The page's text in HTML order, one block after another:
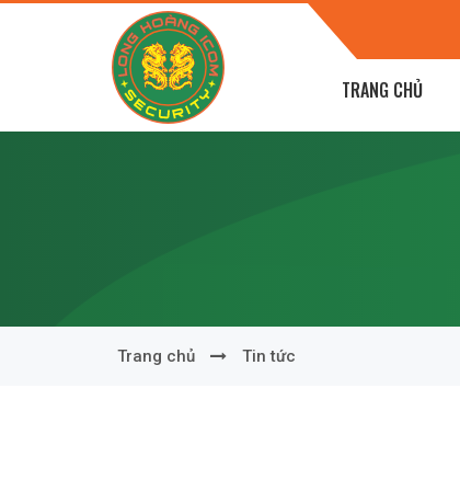
Phường Tân Giang - TP Hà Tĩnh
TRANG CHỦ
Trang chủ Tin tức